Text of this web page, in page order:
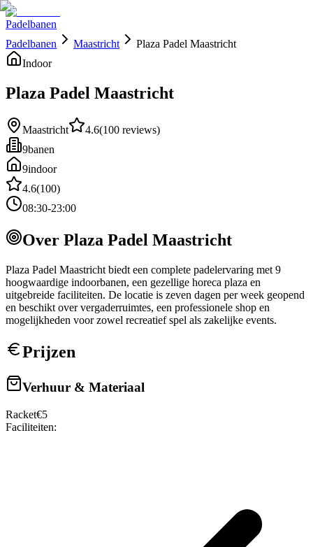
Padelbanen
Padelbanen
Maastricht
Plaza Padel Maastricht
Indoor
Plaza Padel Maastricht
Maastricht 4.6(100 reviews)
9banen
9indoor
4.6(100)
08:30-23:00
Over Plaza Padel Maastricht
Plaza Padel Maastricht biedt een complete padelervaring met 9
hoogwaardige indoorbanen, een gezellige horeca plaza en
uitgebreide faciliteiten. De locatie is zeven dagen per week geopend
en beschikt over vergaderruimtes, een professionele shop en
mogelijkheden voor zowel recreatief spel als zakelijke events.
Prijzen
Verhuur & Materiaal
Racket€5
Faciliteiten: